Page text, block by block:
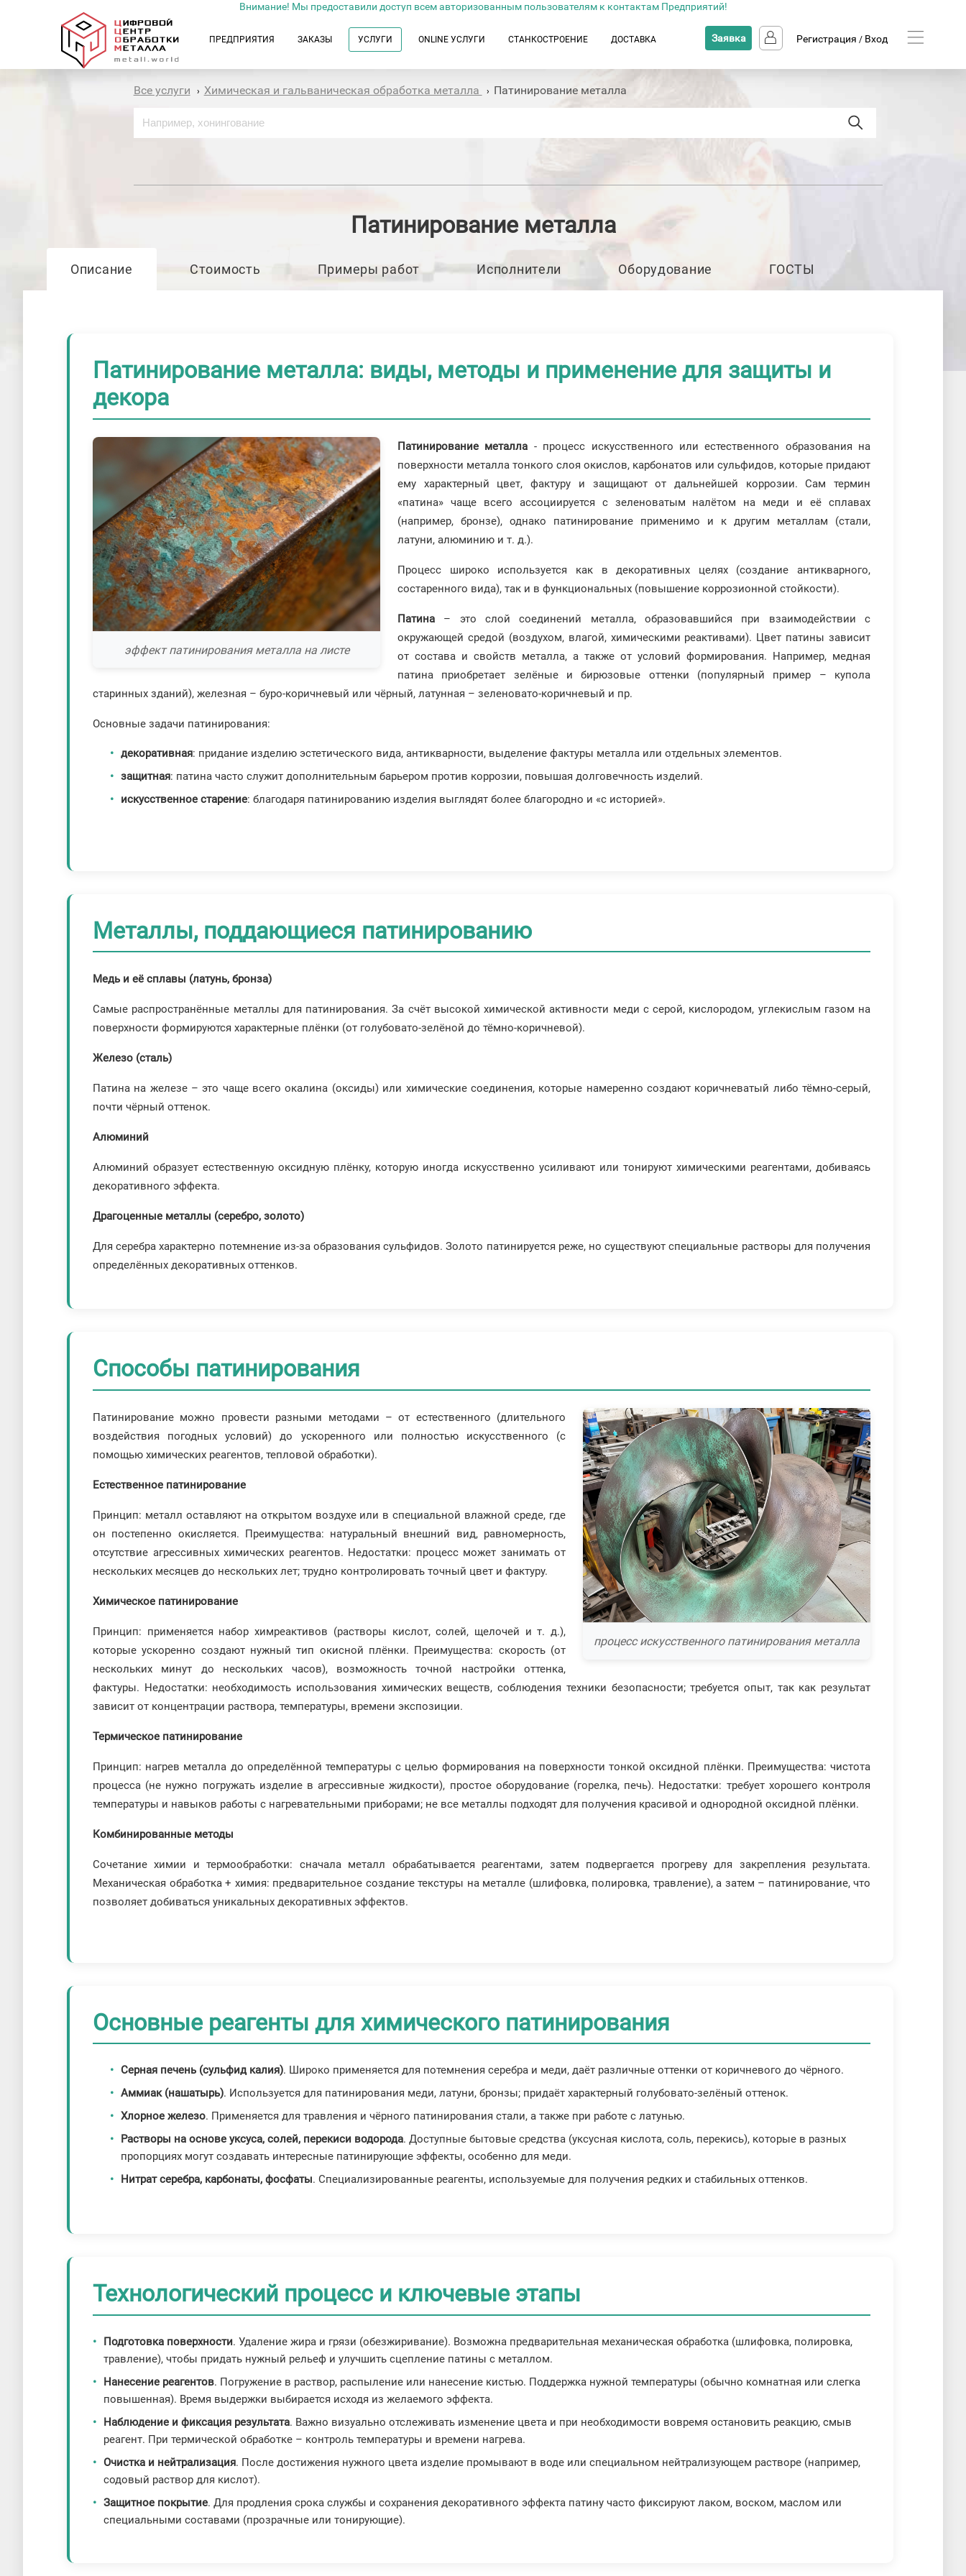
Внимание! Мы предоставили доступ всем авторизованным пользователям к контактам Предприятий!
ПРЕДПРИЯТИЯ ЗАКАЗЫ УСЛУГИ ONLINE УСЛУГИ СТАНКОСТРОЕНИЕ ДОСТАВКА Заявка Регистрация / Вход
Все услуги › Химическая и гальваническая обработка металла › Патинирование металла
Патинирование металла
Описание Стоимость Примеры работ Исполнители Оборудование ГОСТЫ
Патинирование металла: виды, методы и применение для защиты и
декора
эффект патинирования металла на листе
Патинирование металла - процесс искусственного или естественного образования на
поверхности металла тонкого слоя окислов, карбонатов или сульфидов, которые придают
ему характерный цвет, фактуру и защищают от дальнейшей коррозии. Сам термин
«патина» чаще всего ассоциируется с зеленоватым налётом на меди и её сплавах
(например, бронзе), однако патинирование применимо и к другим металлам (стали,
латуни, алюминию и т. д.).
Процесс широко используется как в декоративных целях (создание антикварного,
состаренного вида), так и в функциональных (повышение коррозионной стойкости).
Патина – это слой соединений металла, образовавшийся при взаимодействии с
окружающей средой (воздухом, влагой, химическими реактивами). Цвет патины зависит
от состава и свойств металла, а также от условий формирования. Например, медная
патина приобретает зелёные и бирюзовые оттенки (популярный пример – купола
старинных зданий), железная – буро-коричневый или чёрный, латунная – зеленовато-коричневый и пр.
Основные задачи патинирования:
декоративная: придание изделию эстетического вида, антикварности, выделение фактуры металла или отдельных элементов.
защитная: патина часто служит дополнительным барьером против коррозии, повышая долговечность изделий.
искусственное старение: благодаря патинированию изделия выглядят более благородно и «с историей».
Металлы, поддающиеся патинированию
Медь и её сплавы (латунь, бронза)
Самые распространённые металлы для патинирования. За счёт высокой химической активности меди с серой, кислородом, углекислым газом на
поверхности формируются характерные плёнки (от голубовато-зелёной до тёмно-коричневой).
Железо (сталь)
Патина на железе – это чаще всего окалина (оксиды) или химические соединения, которые намеренно создают коричневатый либо тёмно-серый,
почти чёрный оттенок.
Алюминий
Алюминий образует естественную оксидную плёнку, которую иногда искусственно усиливают или тонируют химическими реагентами, добиваясь
декоративного эффекта.
Драгоценные металлы (серебро, золото)
Для серебра характерно потемнение из-за образования сульфидов. Золото патинируется реже, но существуют специальные растворы для получения
определённых декоративных оттенков.
Способы патинирования
процесс искусственного патинирования металла
Патинирование можно провести разными методами – от естественного (длительного
воздействия погодных условий) до ускоренного или полностью искусственного (с
помощью химических реагентов, тепловой обработки).
Естественное патинирование
Принцип: металл оставляют на открытом воздухе или в специальной влажной среде, где
он постепенно окисляется. Преимущества: натуральный внешний вид, равномерность,
отсутствие агрессивных химических реагентов. Недостатки: процесс может занимать от
нескольких месяцев до нескольких лет; трудно контролировать точный цвет и фактуру.
Химическое патинирование
Принцип: применяется набор химреактивов (растворы кислот, солей, щелочей и т. д.),
которые ускоренно создают нужный тип окисной плёнки. Преимущества: скорость (от
нескольких минут до нескольких часов), возможность точной настройки оттенка,
фактуры. Недостатки: необходимость использования химических веществ, соблюдения техники безопасности; требуется опыт, так как результат
зависит от концентрации раствора, температуры, времени экспозиции.
Термическое патинирование
Принцип: нагрев металла до определённой температуры с целью формирования на поверхности тонкой оксидной плёнки. Преимущества: чистота
процесса (не нужно погружать изделие в агрессивные жидкости), простое оборудование (горелка, печь). Недостатки: требует хорошего контроля
температуры и навыков работы с нагревательными приборами; не все металлы подходят для получения красивой и однородной оксидной плёнки.
Комбинированные методы
Сочетание химии и термообработки: сначала металл обрабатывается реагентами, затем подвергается прогреву для закрепления результата.
Механическая обработка + химия: предварительное создание текстуры на металле (шлифовка, полировка, травление), а затем – патинирование, что
позволяет добиваться уникальных декоративных эффектов.
Основные реагенты для химического патинирования
Серная печень (сульфид калия). Широко применяется для потемнения серебра и меди, даёт различные оттенки от коричневого до чёрного.
Аммиак (нашатырь). Используется для патинирования меди, латуни, бронзы; придаёт характерный голубовато-зелёный оттенок.
Хлорное железо. Применяется для травления и чёрного патинирования стали, а также при работе с латунью.
Растворы на основе уксуса, солей, перекиси водорода. Доступные бытовые средства (уксусная кислота, соль, перекись), которые в разных
пропорциях могут создавать интересные патинирующие эффекты, особенно для меди.
Нитрат серебра, карбонаты, фосфаты. Специализированные реагенты, используемые для получения редких и стабильных оттенков.
Технологический процесс и ключевые этапы
Подготовка поверхности. Удаление жира и грязи (обезжиривание). Возможна предварительная механическая обработка (шлифовка, полировка,
травление), чтобы придать нужный рельеф и улучшить сцепление патины с металлом.
Нанесение реагентов. Погружение в раствор, распыление или нанесение кистью. Поддержка нужной температуры (обычно комнатная или слегка
повышенная). Время выдержки выбирается исходя из желаемого эффекта.
Наблюдение и фиксация результата. Важно визуально отслеживать изменение цвета и при необходимости вовремя остановить реакцию, смыв
реагент. При термической обработке – контроль температуры и времени нагрева.
Очистка и нейтрализация. После достижения нужного цвета изделие промывают в воде или специальном нейтрализующем растворе (например,
содовый раствор для кислот).
Защитное покрытие. Для продления срока службы и сохранения декоративного эффекта патину часто фиксируют лаком, воском, маслом или
специальными составами (прозрачные или тонирующие).